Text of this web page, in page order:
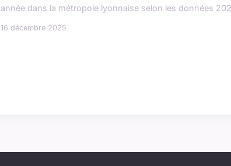
année dans la métropole lyonnaise selon les données
16 décembre 2025